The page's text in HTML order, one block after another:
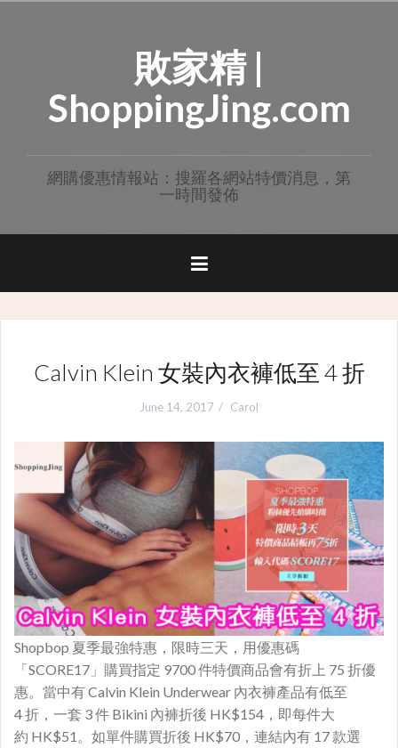
敗家精 |
ShoppingJing.com
網購優惠情報站：搜羅各網站特價消息，第
一時間發佈
Calvin Klein 女裝內衣褲低至 4 折
June 14, 2017 Carol
Shopbop 夏季最強特惠，限時三天，用優惠碼
「SCORE17」購買指定 9700 件特價商品會有折上 75 折優
惠。當中有 Calvin Klein Underwear 內衣褲產品有低至
4 折，一套 3 件 Bikini 內褲折後 HK$154，即每件大
約 HK$51。如單件購買折後 HK$70，連結內有 17 款選